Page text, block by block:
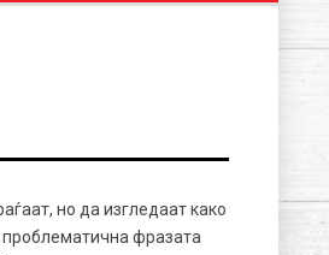
но да изгледаат како
фразата